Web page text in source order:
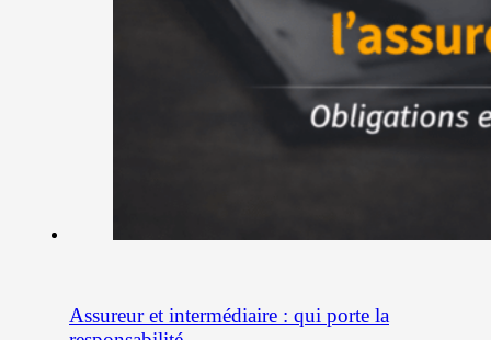
Assureur et intermédiaire : qui porte la